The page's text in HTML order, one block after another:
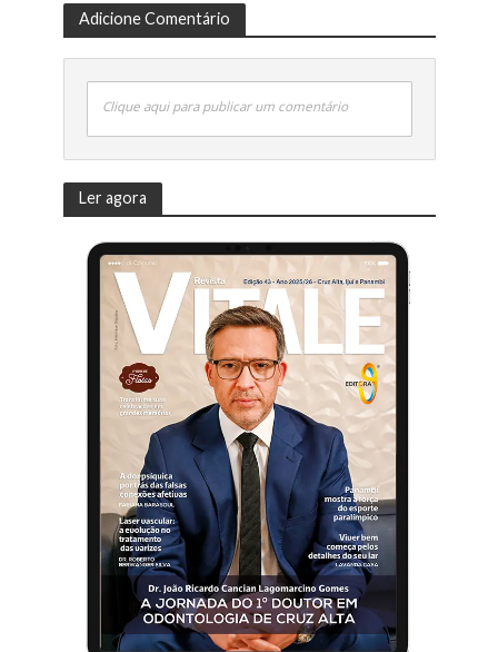
Adicione Comentário
Clique aqui para publicar um comentário
Ler agora